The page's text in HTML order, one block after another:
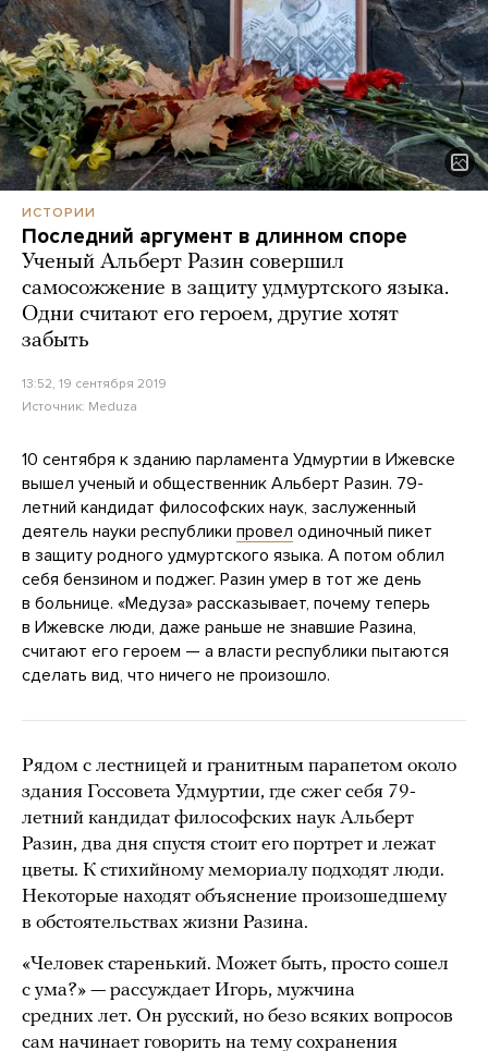
ИСТОРИИ
Последний аргумент в длинном споре
Ученый Альберт Разин совершил
самосожжение в защиту удмуртского языка.
Одни считают его героем, другие хотят
забыть
13:52, 19 сентября 2019
Источник: Meduza
10 сентября к зданию парламента Удмуртии в Ижевске
вышел ученый и общественник Альберт Разин. 79-
летний кандидат философских наук, заслуженный
деятель науки республики провел одиночный пикет
в защиту родного удмуртского языка. А потом облил
себя бензином и поджег. Разин умер в тот же день
в больнице. «Медуза» рассказывает, почему теперь
в Ижевске люди, даже раньше не знавшие Разина,
считают его героем — а власти республики пытаются
сделать вид, что ничего не произошло.
Рядом с лестницей и гранитным парапетом около
здания Госсовета Удмуртии, где сжег себя 79-
летний кандидат философских наук Альберт
Разин, два дня спустя стоит его портрет и лежат
цветы. К стихийному мемориалу подходят люди.
Некоторые находят объяснение произошедшему
в обстоятельствах жизни Разина.
«Человек старенький. Может быть, просто сошел
с ума?» — рассуждает Игорь, мужчина
средних лет. Он русский, но безо всяких вопросов
сам начинает говорить на тему сохранения